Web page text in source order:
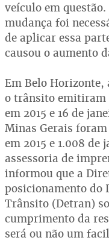
veículo em
mudança foi
de aplicar essa
causou o aumento
Em Belo
o trânsito emitiram
em 2015 e 16 de
Minas Gerais foram
em 2015 e 1.008 de
assessoria de
informou que a
posicionamento do
Trânsito (Detran)
cumprimento da
será ou não um